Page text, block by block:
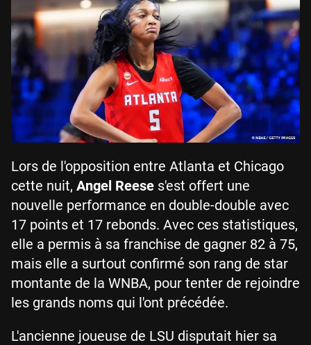
Lors de l'opposition entre Atlanta et Chicago
cette nuit, Angel Reese s'est offert une
nouvelle performance en double-double avec
17 points et 17 rebonds. Avec ces statistiques,
elle a permis à sa franchise de gagner 82 à 75,
mais elle a surtout confirmé son rang de star
montante de la WNBA, pour tenter de rejoindre
les grands noms qui l'ont précédée.
L'ancienne joueuse de LSU disputait hier sa